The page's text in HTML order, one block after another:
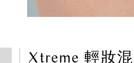
Xtreme 輕妝